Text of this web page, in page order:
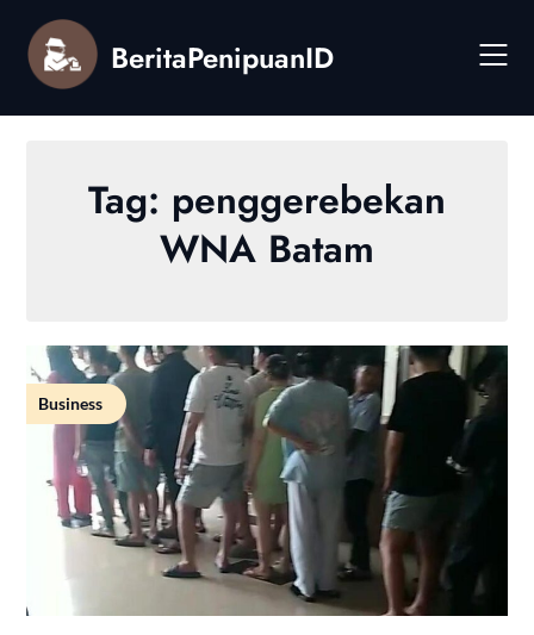
content
BeritaPenipuanID
Tag: penggerebekan
WNA Batam
Business